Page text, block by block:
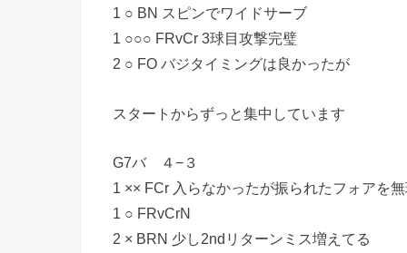
1 ○ BN スピンでワイドサーブ
1 ○○○ FRvCr 3球目攻撃完璧
2 ○ FO バジタイミングは良かったが
スタートからずっと集中しています
G7バ ４−３
1 ×× FCr 入らなかったが振られたフォアを
1 ○ FRvCrN
2 × BRN 少し2ndリターンミス増えてる